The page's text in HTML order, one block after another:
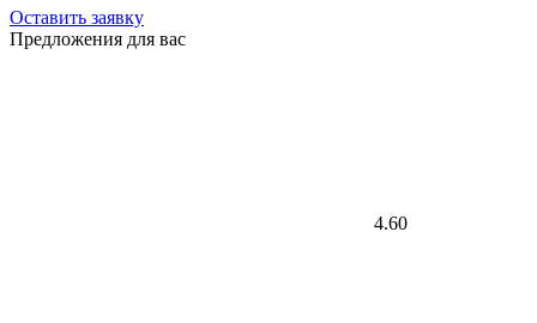
Оставить заявку
Предложения для вас
4.60